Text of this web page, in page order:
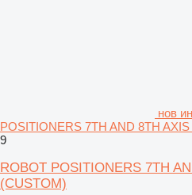
нов
POSITIONERS 7TH AND 8TH
9
ROBOT POSITIONERS 7TH
(CUSTOM)